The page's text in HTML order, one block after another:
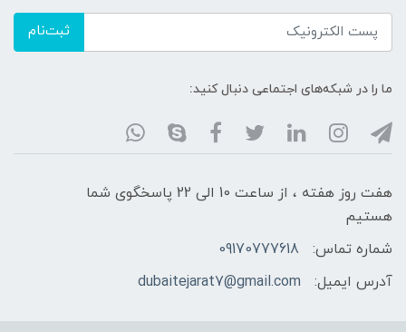
ثبت‌نام
ما را در شبکه‌های اجتماعی دنبال کنید:
هفت روز هفته ، از ساعت 10 الی 22 پاسخگوی شما
هستیم
شماره تماس:
09170777618
آدرس ایمیل:
dubaitejarat7@gmail.com